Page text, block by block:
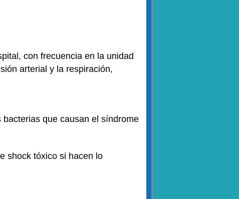
con frecuencia en la unidad
arterial y la respiración,
que causan el síndrome
shock tóxico si hacen lo